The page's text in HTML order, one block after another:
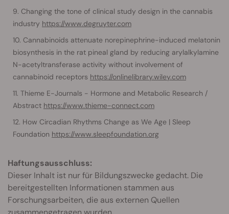
Changing the tone of clinical study design in the cannabis
industry https://www.degruyter.com
Cannabinoids attenuate norepinephrine-induced melatonin
biosynthesis in the rat pineal gland by reducing arylalkylamine
N-acetyltransferase activity without involvement of
cannabinoid receptors https://onlinelibrary.wiley.com
Thieme E-Journals - Hormone and Metabolic Research /
Abstract https://www.thieme-connect.com
How Circadian Rhythms Change as We Age | Sleep
Foundation https://www.sleepfoundation.org
Haftungsausschluss:
Dieser Inhalt ist nur für Bildungszwecke gedacht. Die
bereitgestellten Informationen stammen aus
Forschungsarbeiten, die aus externen Quellen